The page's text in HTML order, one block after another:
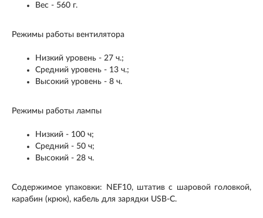
Вес - 560 г.
Режимы работы вентилятора
Низкий уровень - 27 ч.;
Средний уровень - 13 ч.;
Высокий уровень - 8 ч.
Режимы работы лампы
Низкий - 100 ч;
Средний - 50 ч;
Высокий - 28 ч.
Содержимое упаковки: NEF10, штатив с шаровой головкой,
карабин (крюк), кабель для зарядки USB-C.